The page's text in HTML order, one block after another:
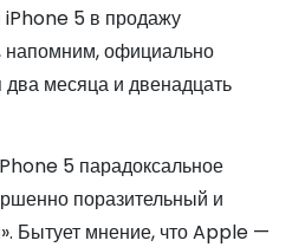
iPhone 5 в продажу
напомним, официально
месяца и двенадцать
5 парадоксальное
поразительный и
Бытует мнение, что Apple —